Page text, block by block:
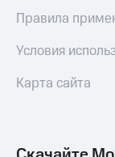
Правила
Условия
Карта сайта